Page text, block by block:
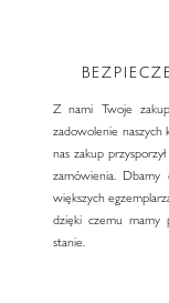
Z nami Twoje
zadowolenie naszych
nas zakup
zamówienia.
większych
dzięki czemu
stanie.